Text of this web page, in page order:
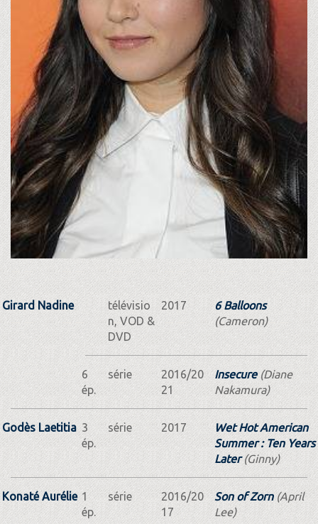
Girard Nadine
télévisio
n, VOD &
DVD
2017
6 Balloons
(Cameron)
6
ép.
série
2016/20
21
Insecure(Diane
Nakamura)
Godès Laetitia 3
ép.
série 2017
Wet Hot American
Summer : Ten Years
Later(Ginny)
Konaté Aurélie 1
ép.
série
2016/20
17
Son of Zorn(April
Lee)